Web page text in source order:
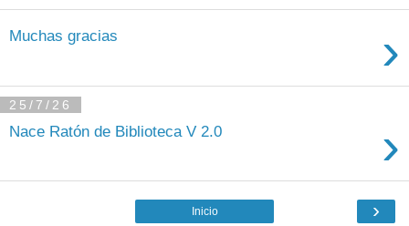
Muchas gracias ›
25/7/26
Nace Ratón de Biblioteca V 2.0 ›
›
Inicio